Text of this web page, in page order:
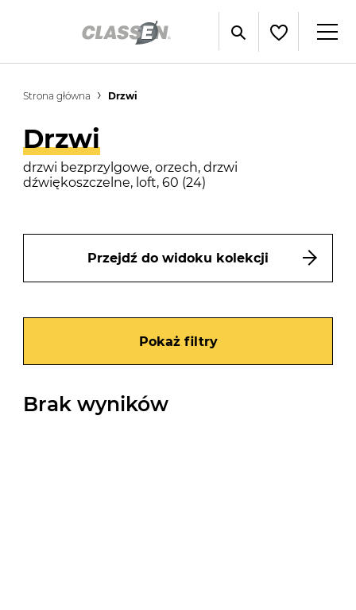
Strona główna Drzwi
Drzwi
drzwi bezprzylgowe, orzech, drzwi
dźwiękoszczelne, loft, 60 (24)
Przejdź do widoku kolekcji
Pokaż filtry
Brak wyników